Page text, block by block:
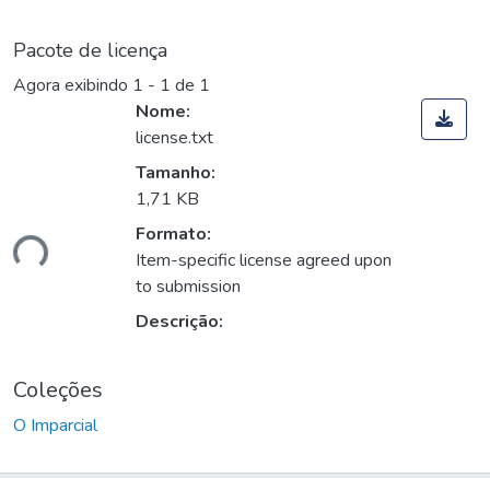
Pacote de licença
Agora exibindo 1 - 1 de 1
Nome:
license.txt
Tamanho:
1,71 KB
Formato:
Item-specific license agreed upon
to submission
Descrição:
Coleções
O Imparcial